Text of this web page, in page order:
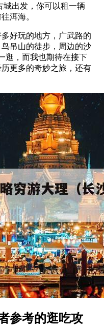
城出发，你可以租一辆
洱海。
好玩的地方，广武路的
吊山的徒步，周边的沙
逛，而我也期待在接下
更多的奇妙之旅，还有
参考的逛吃攻